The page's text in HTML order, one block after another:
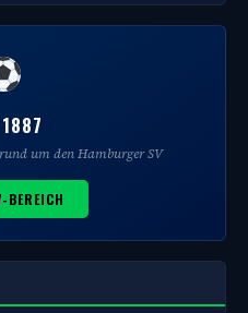
um den Hamburger SV
BEREICH